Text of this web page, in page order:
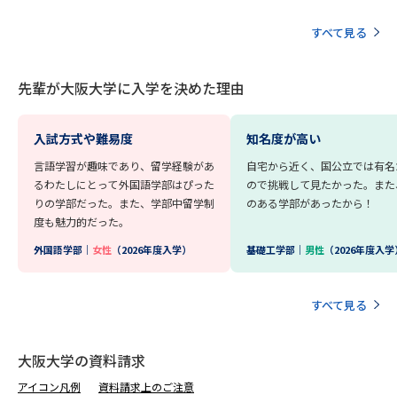
訂正のご案内
すべて見る
先輩が大阪大学に入学を決めた理由
入試方式や難易度
言語学習が趣味であり、留学経験があ
るわたしにとって外国語学部はぴった
りの学部だった。また、学部中留学制
度も魅力的だった。
外国語学部｜ 女性 （2026年度入学）
知名度が高い
自宅から近く、国公立では有
ので挑戦して見たかった。ま
のある学部があったから！
基礎工学部｜ 男性 （2026年度入
すべて見る
大阪大学の資料請求
アイコン凡例 資料請求上のご注意